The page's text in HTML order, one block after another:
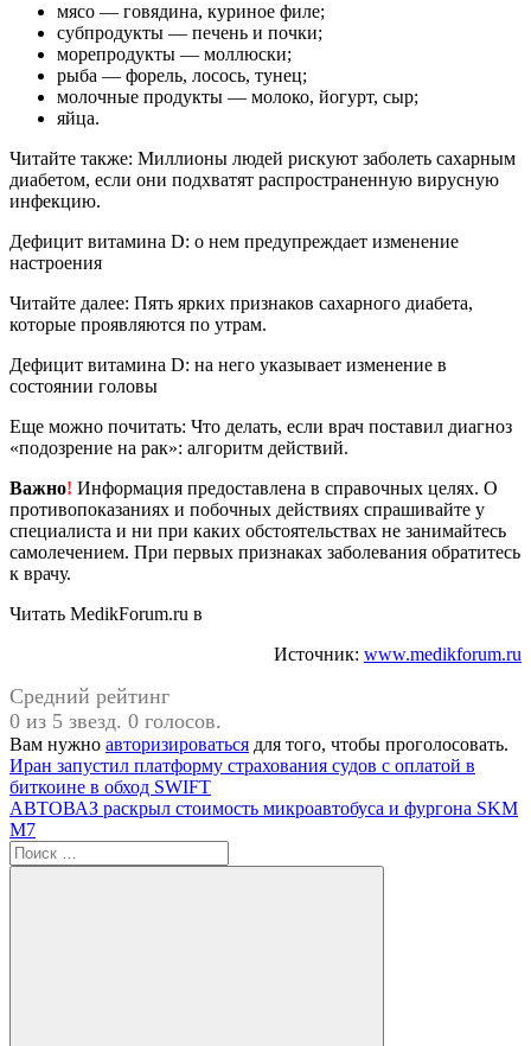
мясо — говядина, куриное филе;
субпродукты — печень и почки;
морепродукты — моллюски;
рыба — форель, лосось, тунец;
молочные продукты — молоко, йогурт, сыр;
яйца.
Читайте также: Миллионы людей рискуют заболеть сахарным
диабетом, если они подхватят распространенную вирусную
инфекцию.
Дефицит витамина D: о нем предупреждает изменение
настроения
Читайте далее: Пять ярких признаков сахарного диабета,
которые проявляются по утрам.
Дефицит витамина D: на него указывает изменение в
состоянии головы
Еще можно почитать: Что делать, если врач поставил диагноз
«подозрение на рак»: алгоритм действий.
Важно! Информация предоставлена в справочных целях. О
противопоказаниях и побочных действиях спрашивайте у
специалиста и ни при каких обстоятельствах не занимайтесь
самолечением. При первых признаках заболевания обратитесь
к врачу.
Читать MedikForum.ru в
Источник: www.medikforum.ru
Средний рейтинг
0 из 5 звезд. 0 голосов.
Вам нужно авторизироваться для того, чтобы проголосовать.
Навигация
по
записям
Предыдущая
запись:
Иран запустил платформу страхования судов с оплатой в
биткоине в обход SWIFT
Следующая
запись:
АВТОВАЗ раскрыл стоимость микроавтобуса и фургона SKM
М7
Поиск
для: